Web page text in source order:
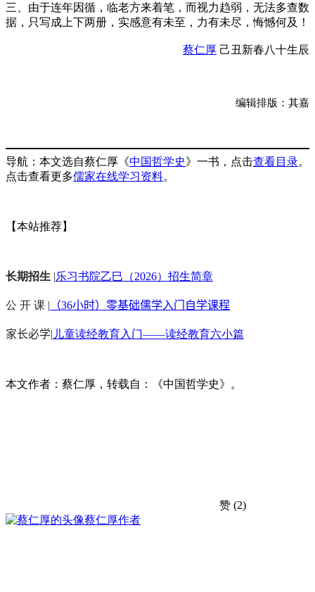
三、由于连年因循，临老方来着笔，而视力趋弱，无法多查数
据，只写成上下两册，实感意有未至，力有未尽，悔憾何及！
蔡仁厚 己丑新春八十生辰
编辑排版：其嘉
导航：本文选自蔡仁厚 《中国哲学史》一书，点击查看目录。
点击查看更多儒家在线学习资料。
【本站推荐】
长期招生 |乐习书院乙巳（2026）招生简章
公 开 课 | （36小时）零基础儒学入门自学课程
家长必学| 儿童读经教育入门——读经教育六小篇
本文作者：蔡仁厚，转载自：《中国哲学史》。
赞 (2)
蔡仁厚作者